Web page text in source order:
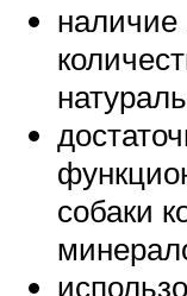
наличие
собаки